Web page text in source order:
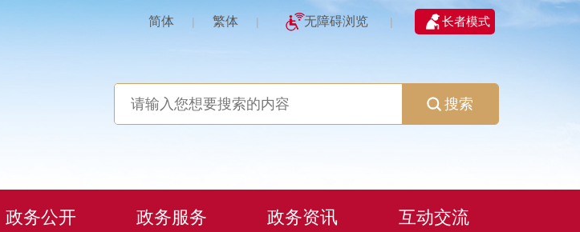
简体 | 繁体 | 无障碍浏览 | 长者模式
搜索
政务公开 政务服务 政务资讯 互动交流